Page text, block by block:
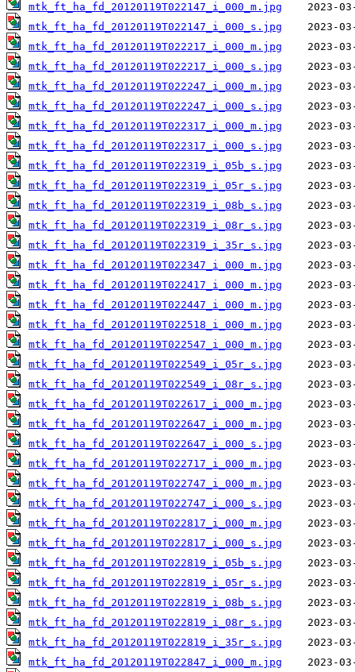
mtk_ft_ha_fd_20120119T022147_i_000_m.jpg
mtk_ft_ha_fd_20120119T022147_i_000_s.jpg
mtk_ft_ha_fd_20120119T022217_i_000_m.jpg
mtk_ft_ha_fd_20120119T022217_i_000_s.jpg
mtk_ft_ha_fd_20120119T022247_i_000_m.jpg
mtk_ft_ha_fd_20120119T022247_i_000_s.jpg
mtk_ft_ha_fd_20120119T022317_i_000_m.jpg
mtk_ft_ha_fd_20120119T022317_i_000_s.jpg
mtk_ft_ha_fd_20120119T022319_i_05b_s.jpg
mtk_ft_ha_fd_20120119T022319_i_05r_s.jpg
mtk_ft_ha_fd_20120119T022319_i_08b_s.jpg
mtk_ft_ha_fd_20120119T022319_i_08r_s.jpg
mtk_ft_ha_fd_20120119T022319_i_35r_s.jpg
mtk_ft_ha_fd_20120119T022347_i_000_m.jpg
mtk_ft_ha_fd_20120119T022417_i_000_m.jpg
mtk_ft_ha_fd_20120119T022447_i_000_m.jpg
mtk_ft_ha_fd_20120119T022518_i_000_m.jpg
mtk_ft_ha_fd_20120119T022547_i_000_m.jpg
mtk_ft_ha_fd_20120119T022549_i_05r_s.jpg
mtk_ft_ha_fd_20120119T022549_i_08r_s.jpg
mtk_ft_ha_fd_20120119T022617_i_000_m.jpg
mtk_ft_ha_fd_20120119T022647_i_000_m.jpg
mtk_ft_ha_fd_20120119T022647_i_000_s.jpg
mtk_ft_ha_fd_20120119T022717_i_000_m.jpg
mtk_ft_ha_fd_20120119T022747_i_000_m.jpg
mtk_ft_ha_fd_20120119T022747_i_000_s.jpg
mtk_ft_ha_fd_20120119T022817_i_000_m.jpg
mtk_ft_ha_fd_20120119T022817_i_000_s.jpg
mtk_ft_ha_fd_20120119T022819_i_05b_s.jpg
mtk_ft_ha_fd_20120119T022819_i_05r_s.jpg
mtk_ft_ha_fd_20120119T022819_i_08b_s.jpg
mtk_ft_ha_fd_20120119T022819_i_08r_s.jpg
mtk_ft_ha_fd_20120119T022819_i_35r_s.jpg
mtk_ft_ha_fd_20120119T022847_i_000_m.jpg